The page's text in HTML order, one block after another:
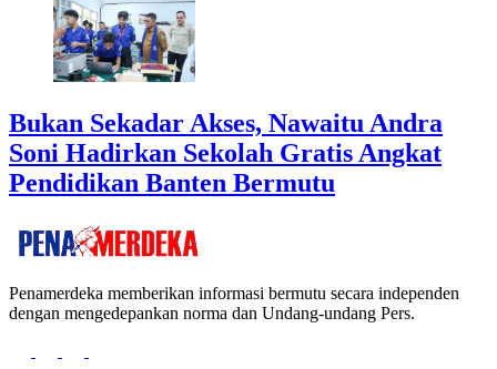
Bukan Sekadar Akses, Nawaitu Andra
Soni Hadirkan Sekolah Gratis Angkat
Pendidikan Banten Bermutu
Penamerdeka memberikan informasi bermutu secara independen
dengan mengedepankan norma dan Undang-undang Pers.